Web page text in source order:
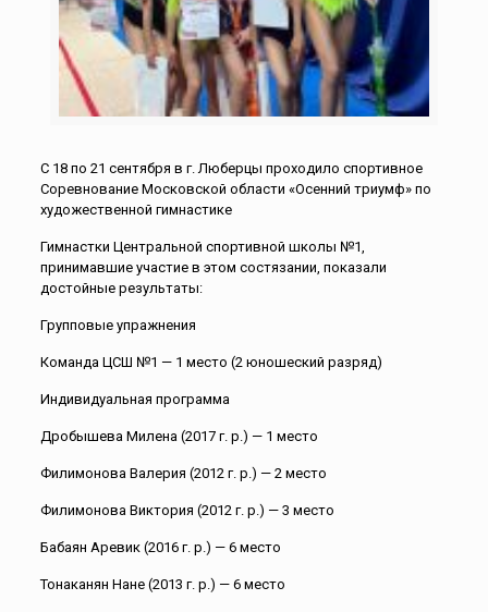
С 18 по 21 сентября в г. Люберцы проходило спортивное
Соревнование Московской области «Осенний триумф» по
художественной гимнастике
Гимнастки Центральной спортивной школы №1,
принимавшие участие в этом состязании, показали
достойные результаты:
Групповые упражнения
Команда ЦСШ №1 — 1 место (2 юношеский разряд)
Индивидуальная программа
Дробышева Милена (2017 г. р.) — 1 место
Филимонова Валерия (2012 г. р.) — 2 место
Филимонова Виктория (2012 г. р.) — 3 место
Бабаян Аревик (2016 г. р.) — 6 место
Тонаканян Нане (2013 г. р.) — 6 место